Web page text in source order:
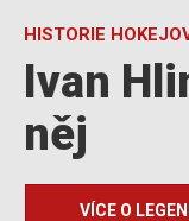
HISTORIE
Ivan
něj
VÍCE O